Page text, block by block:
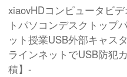
xiaovHDコンピュータビ
トパソコンデスクトップ
ット授業USB外部キャス
ラインネットでUSB防犯
積】-